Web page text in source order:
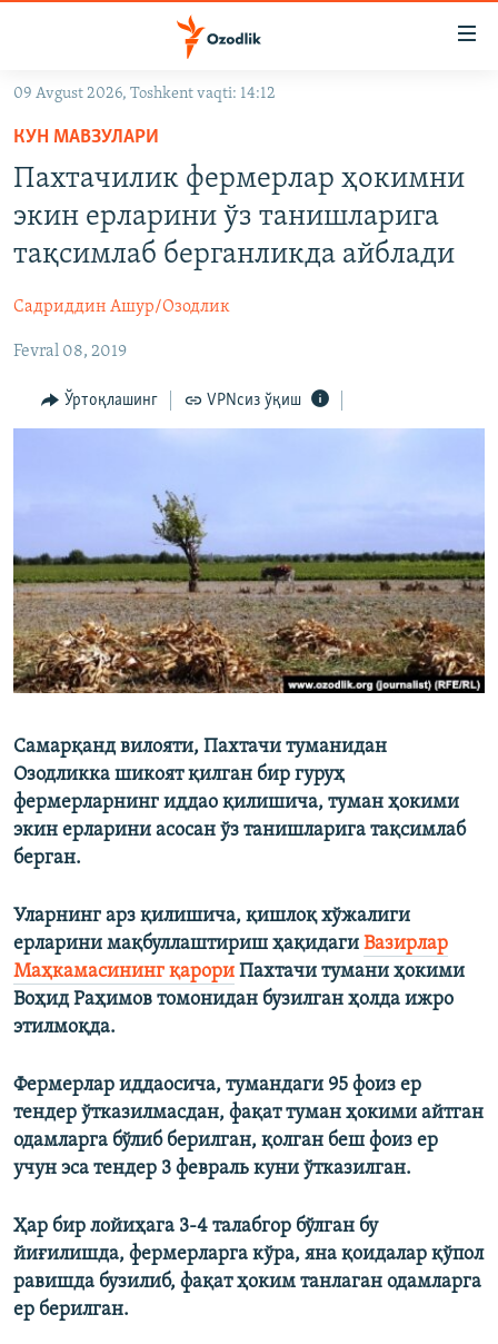
Асосий
навигацияга
ўтинг
Қидиришга
ўтинг
На русском
ИЖТИМОИЙ ТАРМОҚЛАР
09 Avgust 2026, Toshkent vaqti: 14:12
КУН МАВЗУЛАРИ
Пахтачилик фермерлар ҳокимни
экин ерларини ўз танишларига
тақсимлаб берганликда айблади
Садриддин Ашур/Озодлик
Fevral 08, 2019
Ўртоқлашинг VPNсиз ўқиш
Самарқанд вилояти, Пахтачи туманидан
Озодликка шикоят қилган бир гуруҳ
фермерларнинг иддао қилишича, туман ҳокими
экин ерларини асосан ўз танишларига тақсимлаб
берган.
Уларнинг арз қилишича, қишлоқ хўжалиги
ерларини мақбуллаштириш ҳақидаги Вазирлар
Маҳкамасининг қарори Пахтачи тумани ҳокими
Воҳид Раҳимов томонидан бузилган ҳолда ижро
этилмоқда.
Фермерлар иддаосича, тумандаги 95 фоиз ер
тендер ўтказилмасдан, фақат туман ҳокими айтган
одамларга бўлиб берилган, қолган беш фоиз ер
учун эса тендер 3 февраль куни ўтказилган.
Ҳар бир лойиҳага 3-4 талабгор бўлган бу
йиғилишда, фермерларга кўра, яна қоидалар қўпол
равишда бузилиб, фақат ҳоким танлаган одамларга
ер берилган.